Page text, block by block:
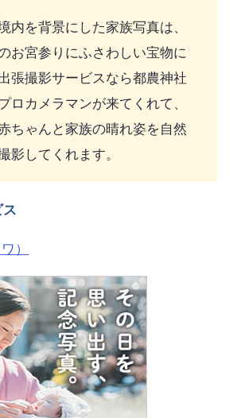
内を背景にした家族写真は、
お宮参りにふさわしい宝物に
張撮影サービスなら都農神社
ロカメラマンが来てくれて、
ちゃんと家族の晴れ姿を自然
影してくれます。
ス
）